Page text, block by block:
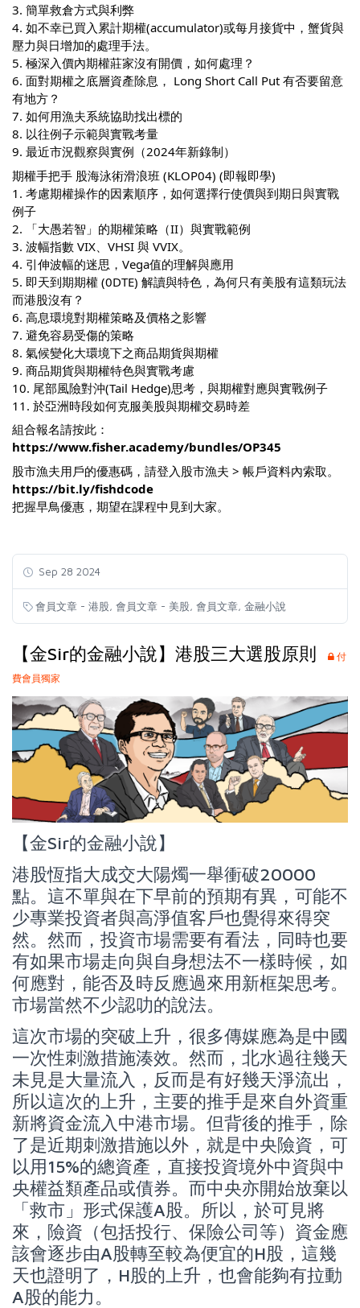
3. 簡單救倉方式與利弊
4. 如不幸已買入累計期權(accumulator)或每月接貨中，蟹貨與
壓力與日增加的處理手法。
5. 極深入價內期權莊家沒有開價，如何處理？
6. 面對期權之底層資產除息， Long Short Call Put 有否要留意
有地方？
7. 如何用漁夫系統協助找出標的
8. 以往例子示範與實戰考量
9. 最近市況觀察與實例（2024年新錄制）
期權手把手 股海泳術滑浪班 (KLOP04) (即報即學)
1. 考慮期權操作的因素順序，如何選擇行使價與到期日與實戰
例子
2. 「大愚若智」的期權策略（II）與實戰範例
3. 波幅指數 VIX、VHSI 與 VVIX。
4. 引伸波幅的迷思，Vega值的理解與應用
5. 即天到期期權 (0DTE) 解讀與特色，為何只有美股有這類玩法
而港股沒有？
6. 高息環境對期權策略及價格之影響
7. 避免容易受傷的策略
8. 氣候變化大環境下之商品期貨與期權
9. 商品期貨與期權特色與實戰考慮
10. 尾部風險對沖(Tail Hedge)思考，與期權對應與實戰例子
11. 於亞洲時段如何克服美股與期權交易時差
組合報名請按此：
https://www.fisher.academy/bundles/OP345
股市漁夫用戶的優惠碼，請登入股市漁夫 > 帳戶資料內索取。
https://bit.ly/fishdcode
把握早鳥優惠，期望在課程中見到大家。
Sep 28 2024
會員文章 - 港股 會員文章 - 美股 會員文章 金融小說
【金Sir的金融小說】港股三大選股原則
付
費會員獨家
【金Sir的金融小說】
港股恆指大成交大陽燭一舉衝破20000
點。這不單與在下早前的預期有異，可能不
少專業投資者與高淨值客戶也覺得來得突
然。然而，投資市場需要有看法，同時也要
有如果市場走向與自身想法不一樣時候，如
何應對，能否及時反應過來用新框架思考。
市場當然不少認叻的說法。
這次市場的突破上升，很多傳媒應為是中國
一次性刺激措施湊效。然而，北水過往幾天
未見是大量流入，反而是有好幾天淨流出，
所以這次的上升，主要的推手是來自外資重
新將資金流入中港市場。但背後的推手，除
了是近期刺激措施以外，就是中央險資，可
以用15%的總資產，直接投資境外中資與中
央權益類產品或債券。而中央亦開始放棄以
「救市」形式保護A股。所以，於可見將
來，險資（包括投行、保險公司等）資金應
該會逐步由A股轉至較為便宜的H股，這幾
天也證明了，H股的上升，也會能夠有拉動
A股的能力。